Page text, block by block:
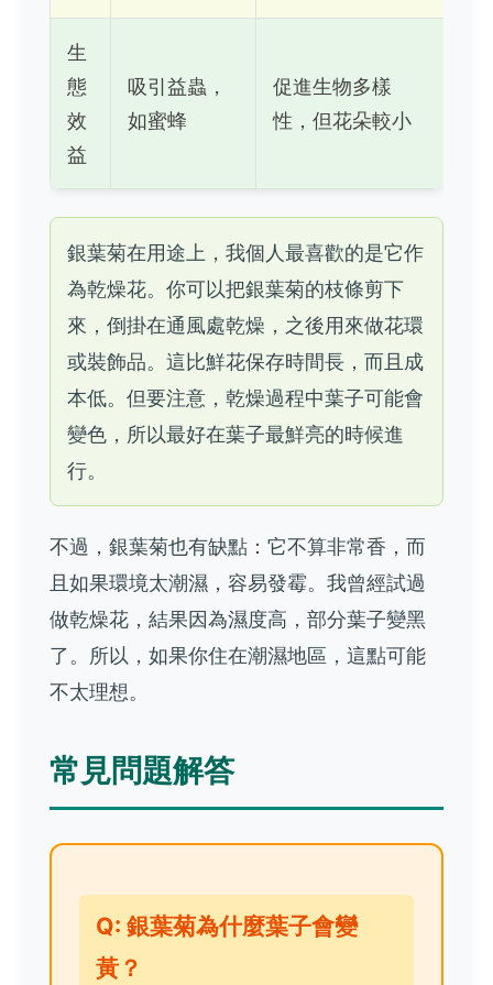
生
態
效
益
吸引益蟲，
如蜜蜂
促進生物多樣
性，但花朵較小
銀葉菊在用途上，我個人最喜歡的是它作
為乾燥花。你可以把銀葉菊的枝條剪下
來，倒掛在通風處乾燥，之後用來做花環
或裝飾品。這比鮮花保存時間長，而且成
本低。但要注意，乾燥過程中葉子可能會
變色，所以最好在葉子最鮮亮的時候進
行。
不過，銀葉菊也有缺點：它不算非常香，而
且如果環境太潮濕，容易發霉。我曾經試過
做乾燥花，結果因為濕度高，部分葉子變黑
了。所以，如果你住在潮濕地區，這點可能
不太理想。
常見問題解答
Q: 銀葉菊為什麼葉子會變
黃？